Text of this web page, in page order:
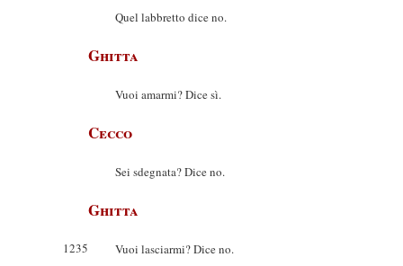
Quel labbretto dice no.
Ghitta
Vuoi amarmi? Dice sì.
Cecco
Sei sdegnata? Dice no.
Ghitta
1235 Vuoi lasciarmi? Dice no.